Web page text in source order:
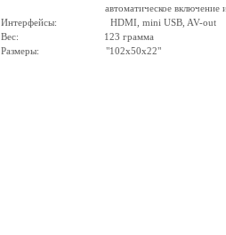
автоматическое включение и начало
Интерфейсы: HDMI, mini USB, AV-out
Вес: 123 грамма
Размеры: "102х50х22"